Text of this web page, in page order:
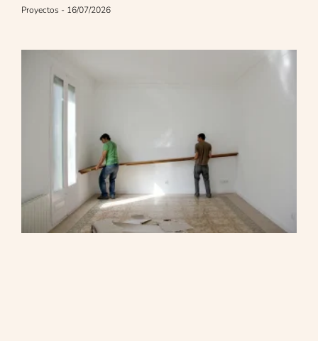
Proyectos 16/07/2026